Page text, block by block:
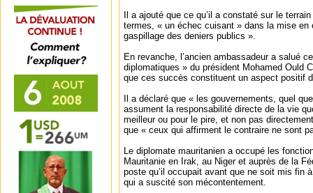
Il a ajouté que ce qu’il a constaté sur le
termes, « un échec cuisant » dans la mise
gaspillage des deniers publics ».
En revanche, l’ancien ambassadeur a salué
diplomatiques » du président Mohamed Ould
que ces succès constituent un aspect positif
Il a déclaré que « les gouvernements, quel
assument la responsabilité directe de la vie
meilleur ou pour le pire, et non pas
que « ceux qui affirment le contraire ne sont
Le diplomate mauritanien a occupé les
Mauritanie en Irak, au Niger et auprès de la
poste qu’il occupait avant que ne soit mis fin
qui a suscité son mécontentement.